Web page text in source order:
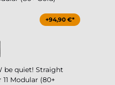
+94,90 €*
be quiet! Straight
11 Modular (80+